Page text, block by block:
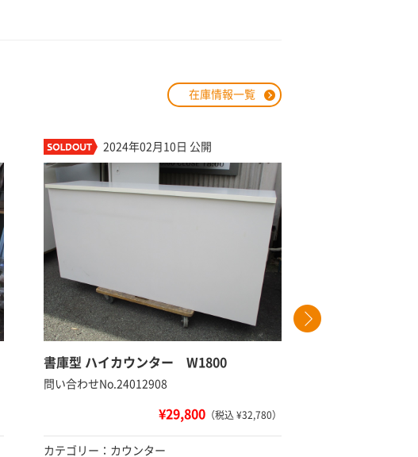
在庫情報一覧
2024年02月10日 公開
書庫型 ハイカウンター W1800
問い合わせNo.24012908
¥29,800 （税込 ¥32,780）
カテゴリー：カウンター